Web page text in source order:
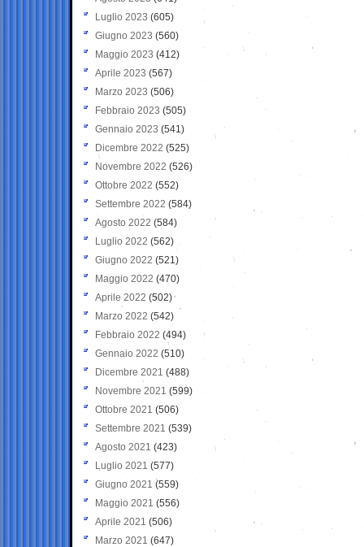
Luglio 2023 (605)
Giugno 2023 (560)
Maggio 2023 (412)
Aprile 2023 (567)
Marzo 2023 (506)
Febbraio 2023 (505)
Gennaio 2023 (541)
Dicembre 2022 (525)
Novembre 2022 (526)
Ottobre 2022 (552)
Settembre 2022 (584)
Agosto 2022 (584)
Luglio 2022 (562)
Giugno 2022 (521)
Maggio 2022 (470)
Aprile 2022 (502)
Marzo 2022 (542)
Febbraio 2022 (494)
Gennaio 2022 (510)
Dicembre 2021 (488)
Novembre 2021 (599)
Ottobre 2021 (506)
Settembre 2021 (539)
Agosto 2021 (423)
Luglio 2021 (577)
Giugno 2021(559)
Maggio 2021 (556)
Aprile 2021 (506)
Marzo 2021 (647)